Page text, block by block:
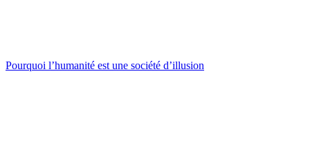
Pourquoi l’humanité est une société d’illusion